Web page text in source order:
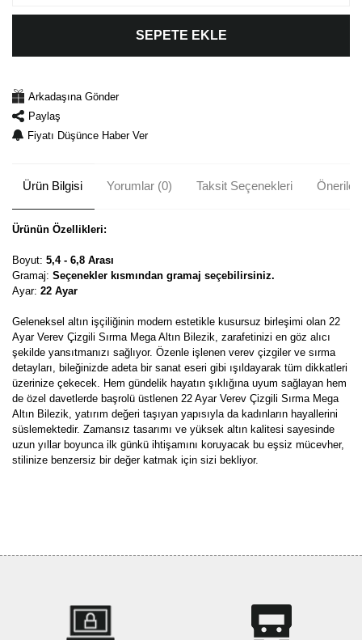
SEPETE EKLE
Arkadaşına Gönder
Paylaş
Fiyatı Düşünce Haber Ver
Ürün Bilgisi Yorumlar (0) Taksit Seçenekleri
Ürünün Özellikleri:
Boyut: 5,4 - 6,8 Arası
Gramaj: Seçenekler kısmından gramaj seçebilirsiniz.
Ayar: 22 Ayar
Geleneksel altın işçiliğinin modern estetikle kusursuz birleşimi olan 22
Ayar Verev Çizgili Sırma Mega Altın Bilezik, zarafetinizi en göz alıcı
şekilde yansıtmanızı sağlıyor. Özenle işlenen verev çizgiler ve sırma
detayları, bileğinizde adeta bir sanat eseri gibi ışıldayarak tüm dikkatleri
üzerinize çekecek. Hem gündelik hayatın şıklığına uyum sağlayan hem
de özel davetlerde başrolü üstlenen 22 Ayar Verev Çizgili Sırma Mega
Altın Bilezik, yatırım değeri taşıyan yapısıyla da kadınların hayallerini
süslemektedir. Zamansız tasarımı ve yüksek altın kalitesi sayesinde
uzun yıllar boyunca ilk günkü ihtişamını koruyacak bu eşsiz mücevher,
stilinize benzersiz bir değer katmak için sizi bekliyor.
Ürün açıklamasında eksik bilgiler bulunuyor.
Ürün bilgilerinde hatalar bulunuyor.